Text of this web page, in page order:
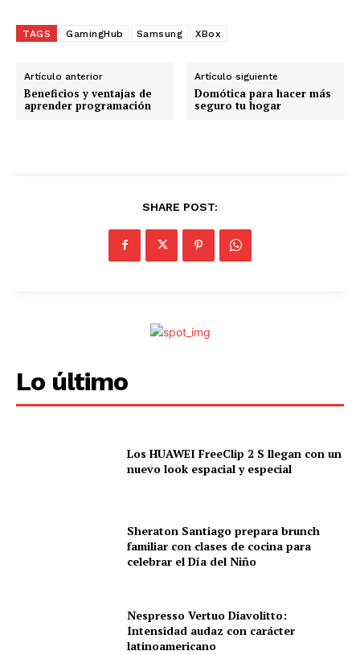
g
n
d
o
TAGS GamingHub Samsung XBox
Artículo anterior
Beneficios y ventajas de
aprender programación
Artículo siguiente
Domótica para hacer más
seguro tu hogar
SHARE POST:
Lo último
Los HUAWEI FreeClip 2 S llegan con un
nuevo look espacial y especial
Sheraton Santiago prepara brunch
familiar con clases de cocina para
celebrar el Día del Niño
Nespresso Vertuo Diavolitto:
Intensidad audaz con carácter
latinoamericano